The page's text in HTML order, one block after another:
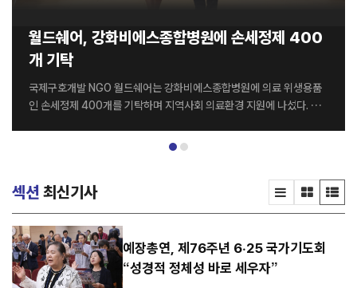
월드쉐어, 강화비에스종합병원에 손세정제 400
개 기탁
국제구호개발 NGO 월드쉐어는 강화비에스종합병원에 의료 위생용품
인 손세정제 400개를 기탁하며 지역사회 의료환경 지원에 나섰다. 전
쉐어 최순자 이사장과 강화비에스종합병원 김종영 병원장을 비롯한 양
이번 나눔을 계기로 지역사회를 위한 다양한 사회공헌 활동을 지속적으
로 이어갈 계획이다. 강화비에스종합병원 김종영 병원장은 “병원을 이
용하는 환자와 의료진 모두에게 큰 도움을 주신 월드쉐어에 감사드린다.
특히 감염병 예방의 중요성이 더욱 커진 요즘, 이번 기탁이 병원 위생 관
리에 실질적인 도움이 될 것으로 기대한다”고 말했다. 한편 월드쉐어는
전 세계 20여 개국에서 그룹홈, 해외아동결연, 교...
섹션 최신기사
예장총연, 제76주년 6·25 국가기도회
“성경적 정체성 바로 세우자”